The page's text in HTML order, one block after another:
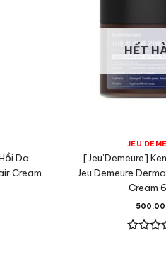
Da
Cream
HẾT
[Jeu’Demeure]
Jeu’Demeure
Cream